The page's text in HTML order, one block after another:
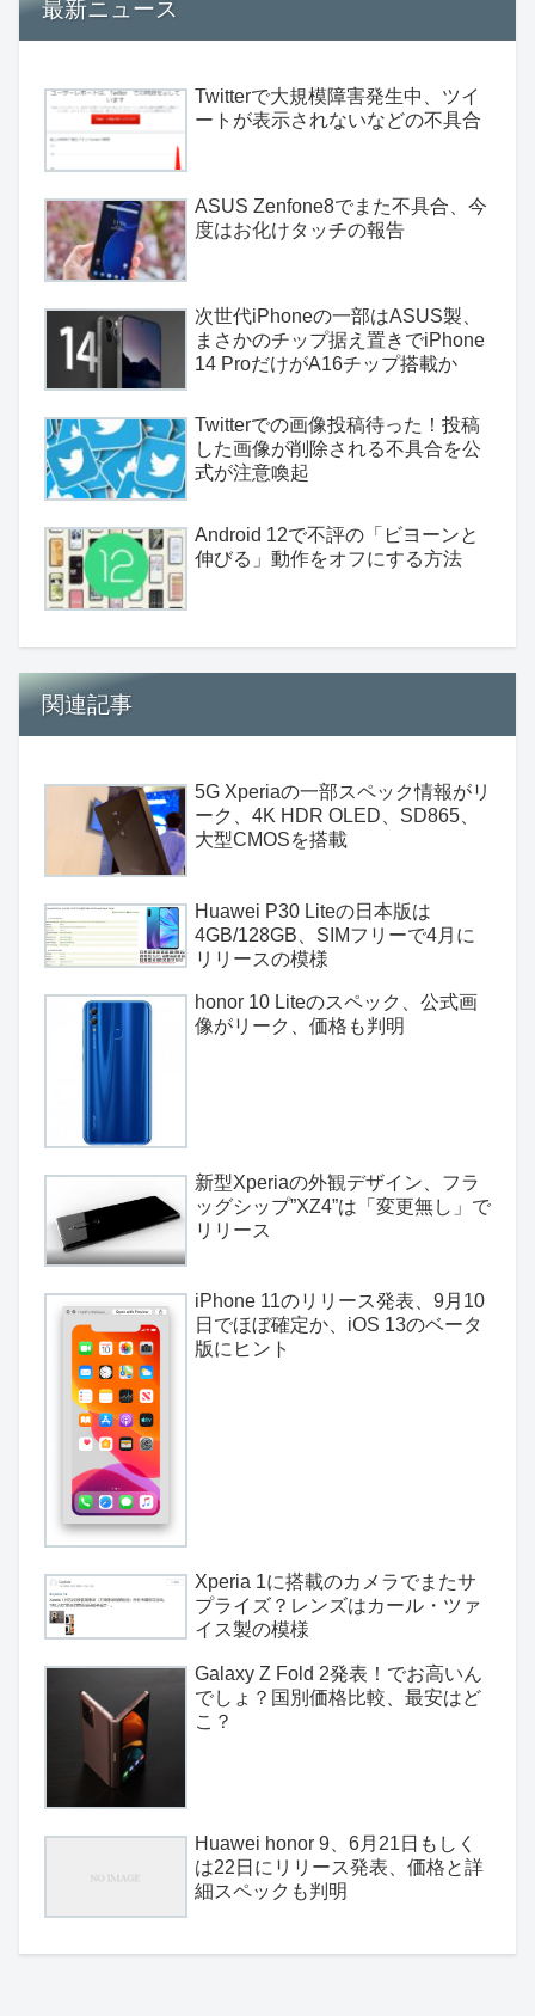
最新ニュース
Twitterで大規模障害発生中、ツイ
ートが表示されないなどの不具合
ASUS Zenfone8でまた不具合、今
度はお化けタッチの報告
次世代iPhoneの一部はASUS製、
まさかのチップ据え置きでiPhone
14 ProだけがA16チップ搭載か
Twitterでの画像投稿待った！投稿
した画像が削除される不具合を公
式が注意喚起
Android 12で不評の「ビヨーンと
伸びる」動作をオフにする方法
関連記事
5G Xperiaの一部スペック情報がリ
ーク、4K HDR OLED、SD865、
大型CMOSを搭載
Huawei P30 Liteの日本版は
4GB/128GB、SIMフリーで4月に
リリースの模様
honor 10 Liteのスペック、公式画
像がリーク、価格も判明
新型Xperiaの外観デザイン、フラ
ッグシップ”XZ4”は「変更無し」で
リリース
iPhone 11のリリース発表、9月10
日でほぼ確定か、iOS 13のベータ
版にヒント
Xperia 1に搭載のカメラでまたサ
プライズ？レンズはカール・ツァ
イス製の模様
Galaxy Z Fold 2発表！でお高いん
でしょ？国別価格比較、最安はど
こ？
Huawei honor 9、6月21日もしく
は22日にリリース発表、価格と詳
細スペックも判明